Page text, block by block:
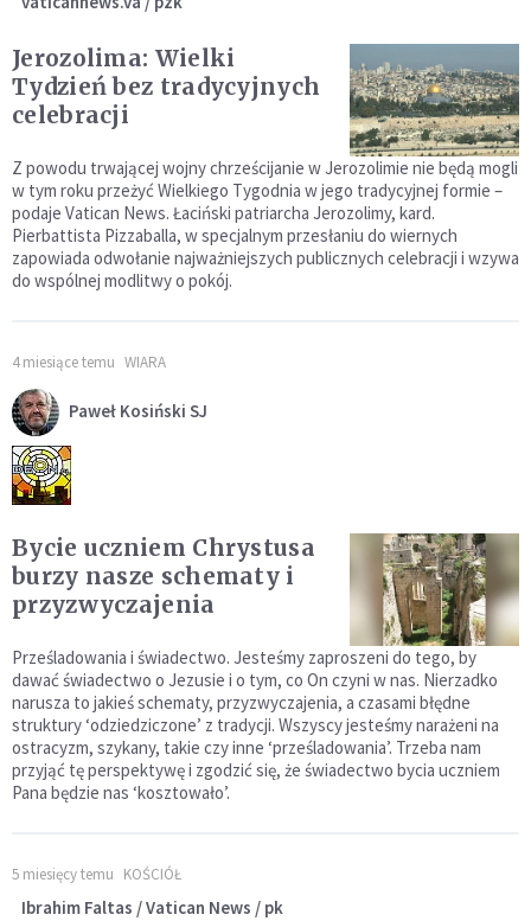
Jerozolima: Wielki
Tydzień bez tradycyjnych
celebracji
Z powodu trwającej wojny chrześcijanie w Jerozolimie nie będą mogli
w tym roku przeżyć Wielkiego Tygodnia w jego tradycyjnej formie –
podaje Vatican News. Łaciński patriarcha Jerozolimy, kard.
Pierbattista Pizzaballa, w specjalnym przesłaniu do wiernych
zapowiada odwołanie najważniejszych publicznych celebracji i wzywa
do wspólnej modlitwy o pokój.
4 miesiące temu WIARA
Paweł Kosiński SJ
Bycie uczniem Chrystusa
burzy nasze schematy i
przyzwyczajenia
Prześladowania i świadectwo. Jesteśmy zaproszeni do tego, by
dawać świadectwo o Jezusie i o tym, co On czyni w nas. Nierzadko
narusza to jakieś schematy, przyzwyczajenia, a czasami błędne
struktury ‘odziedziczone’ z tradycji. Wszyscy jesteśmy narażeni na
ostracyzm, szykany, takie czy inne ‘prześladowania’. Trzeba nam
przyjąć tę perspektywę i zgodzić się, że świadectwo bycia uczniem
Pana będzie nas ‘kosztowało’.
5 miesięcy temu KOŚCIÓŁ
Ibrahim Faltas / Vatican News / pk